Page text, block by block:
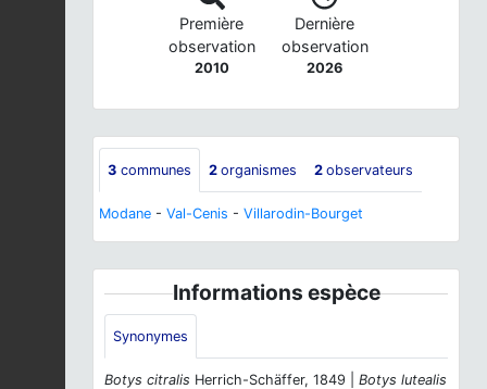
Première
observation
2010
Dernière
observation
2026
3 communes 2 organismes 2 observateurs
Modane - Val-Cenis - Villarodin-Bourget
Informations espèce
Synonymes
Botys citralis Herrich-Schäffer, 1849 | Botys lutealis